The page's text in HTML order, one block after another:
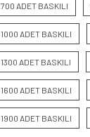
700 ADET BASKILI
1000 ADET BASKILI
1300 ADET BASKILI
1600 ADET BASKILI
1900 ADET BASKILI